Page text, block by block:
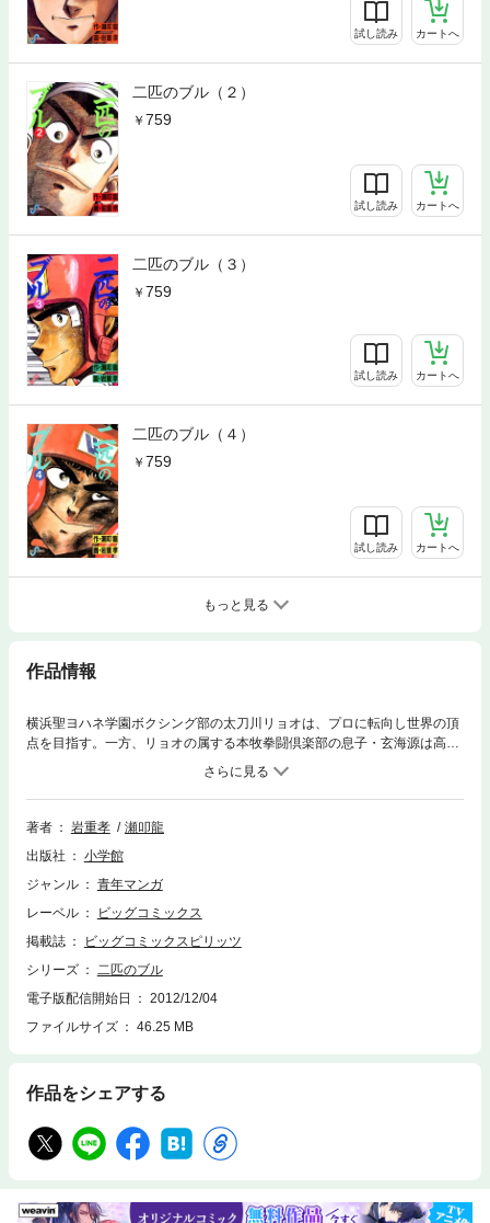
試し読み カートへ
二匹のブル（２）
759
試し読み カートへ
二匹のブル（３）
759
試し読み カートへ
二匹のブル（４）
759
試し読み カートへ
もっと見る
作品情報
横浜聖ヨハネ学園ボクシング部の太刀川リョオは、プロに転向し世界の頂
点を目指す。一方、リョオの属する本牧拳闘倶楽部の息子・玄海源は高校
生ながら、暴力団を次々に制覇、悪の頂点を目指す。原作者・瀬叩龍は
「美味しんぼ」でおなじみ雁屋哲の別名。待望の第10巻！！
著者 岩重孝
瀬叩龍
出版社
小学館
ジャンル
青年マンガ
レーベル
ビッグコミックス
掲載誌
ビッグコミックスピリッツ
シリーズ
二匹のブル
電子版配信開始日
2012/12/04
ファイルサイズ
46.25 MB
作品をシェアする